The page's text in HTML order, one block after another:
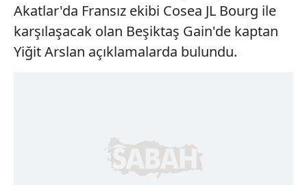
Akatlar'da Fransız ekibi Cosea JL Bourg ile
karşılaşacak olan Beşiktaş Gain'de kaptan
Yiğit Arslan açıklamalarda bulundu.